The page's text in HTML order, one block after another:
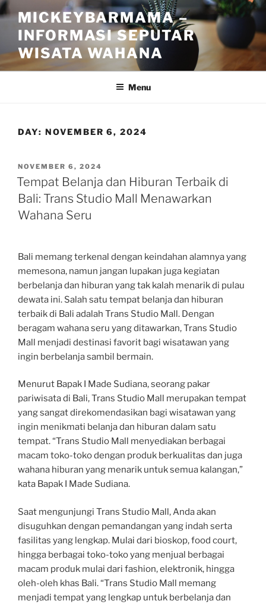
Skip
to
content
MICKEYBARMAMA –
INFORMASI SEPUTAR
WISATA WAHANA
Menu
DAY: NOVEMBER 6, 2024
POSTED
ON
NOVEMBER 6, 2024
Tempat Belanja dan Hiburan Terbaik di
Bali: Trans Studio Mall Menawarkan
Wahana Seru
Bali memang terkenal dengan keindahan alamnya yang
memesona, namun jangan lupakan juga kegiatan
berbelanja dan hiburan yang tak kalah menarik di pulau
dewata ini. Salah satu tempat belanja dan hiburan
terbaik di Bali adalah Trans Studio Mall. Dengan
beragam wahana seru yang ditawarkan, Trans Studio
Mall menjadi destinasi favorit bagi wisatawan yang
ingin berbelanja sambil bermain.
Menurut Bapak I Made Sudiana, seorang pakar
pariwisata di Bali, Trans Studio Mall merupakan tempat
yang sangat direkomendasikan bagi wisatawan yang
ingin menikmati belanja dan hiburan dalam satu
tempat. “Trans Studio Mall menyediakan berbagai
macam toko-toko dengan produk berkualitas dan juga
wahana hiburan yang menarik untuk semua kalangan,”
kata Bapak I Made Sudiana.
Saat mengunjungi Trans Studio Mall, Anda akan
disuguhkan dengan pemandangan yang indah serta
fasilitas yang lengkap. Mulai dari bioskop, food court,
hingga berbagai toko-toko yang menjual berbagai
macam produk mulai dari fashion, elektronik, hingga
oleh-oleh khas Bali. “Trans Studio Mall memang
menjadi tempat yang lengkap untuk berbelanja dan